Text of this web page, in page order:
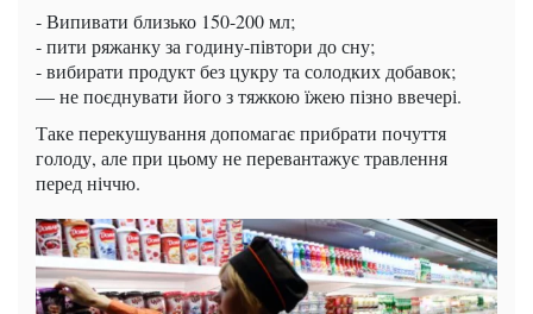
- Випивати близько 150-200 мл;
- пити ряжанку за годину-півтори до сну;
- вибирати продукт без цукру та солодких добавок;
— не поєднувати його з тяжкою їжею пізно ввечері.
Таке перекушування допомагає прибрати почуття
голоду, але при цьому не перевантажує травлення
перед ніччю.